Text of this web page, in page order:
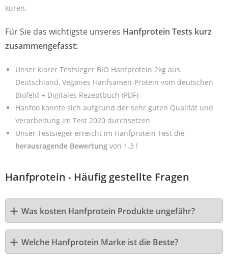
küren.
Für Sie das wichtigste unseres Hanfprotein Tests kurz
zusammengefasst:
Unser klarer Testsieger BIO Hanfprotein 2kg aus
Deutschland, Veganes Hanfsamen-Protein vom deutschen
Biofeld + Digitales Rezeptbuch (PDF)
Hanfoo konnte sich aufgrund der sehr guten Qualität und
Verarbeitung im Test 2020 durchsetzen
Unser Testsieger erreicht im Hanfprotein Test die
herausragende Bewertung von 1.3 !
Hanfprotein - Häufig gestellte Fragen
Was kosten Hanfprotein Produkte ungefähr?
Welche Hanfprotein Marke ist die Beste?